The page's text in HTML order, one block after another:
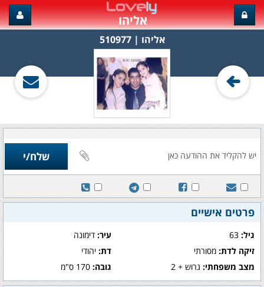
אליהו
אליהו‏ | 510977
פרטים אישיים
גיל: עיר:דימונה
זיקה לדת: מסורתי דת:יהודי
מצב משפחתי: גרוש + 2 גובה:170 ס"מ